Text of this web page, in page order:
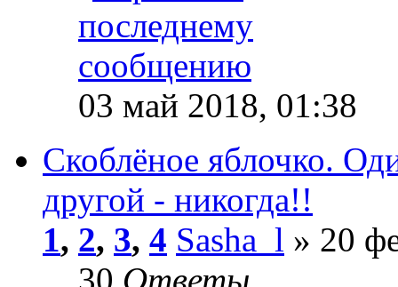
03 май 2018, 01:38
Скоблёное яблочко.
другой - никогда!!
1, 2, 3, 4 Sasha_l » 20